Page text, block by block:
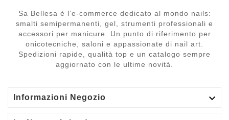
Sa Bellesa è l’e-commerce dedicato al mondo nails:
smalti semipermanenti, gel, strumenti professionali e
accessori per manicure. Un punto di riferimento per
onicotecniche, saloni e appassionate di nail art.
Spedizioni rapide, qualità top e un catalogo sempre
aggiornato con le ultime novità.
Informazioni Negozio 